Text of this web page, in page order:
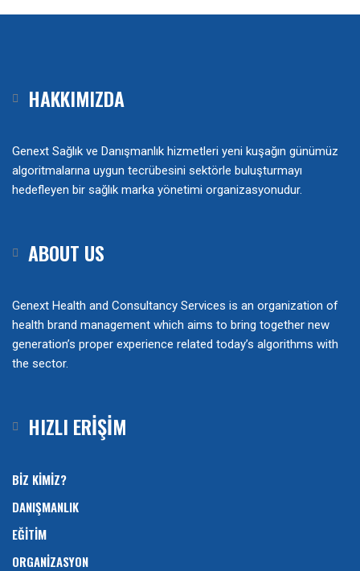
HAKKIMIZDA
Genext Sağlık ve Danışmanlık hizmetleri yeni kuşağın günümüz
algoritmalarına uygun tecrübesini sektörle buluşturmayı
hedefleyen bir sağlık marka yönetimi organizasyonudur.
ABOUT US
Genext Health and Consultancy Services is an organization of
health brand management which aims to bring together new
generation’s proper experience related today’s algorithms with
the sector.
HIZLI ERİŞİM
BİZ KİMİZ?
DANIŞMANLIK
EĞİTİM
ORGANİZASYON